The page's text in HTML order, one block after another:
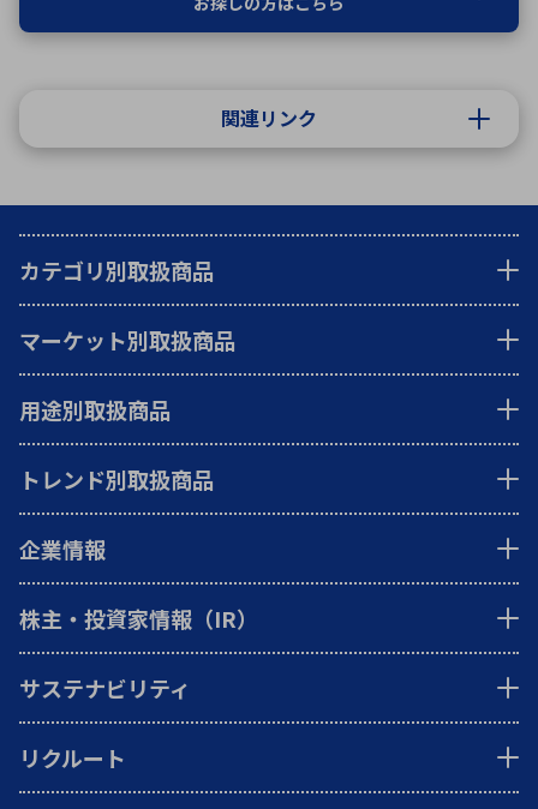
関連リンク
カテゴリ別取扱商品
マーケット別取扱商品
用途別取扱商品
トレンド別取扱商品
企業情報
株主・投資家情報（IR）
サステナビリティ
リクルート